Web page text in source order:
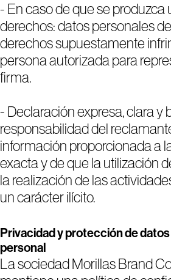
- En caso de que se produzca
derechos: datos personales
derechos supuestamente
persona autorizada para
firma.
- Declaración expresa, clara y
responsabilidad del
información proporcionada a
exacta y de que la utilización
la realización de las
un carácter ilícito.
Privacidad y protección de
personal
La sociedad Morillas Brand